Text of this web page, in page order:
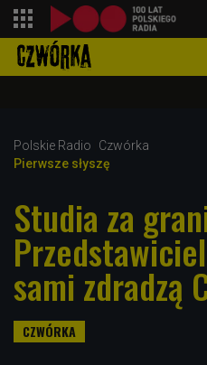
Polskie Radio
Czwórka
Pierwsze słyszę
Studia za
sami zdradzą